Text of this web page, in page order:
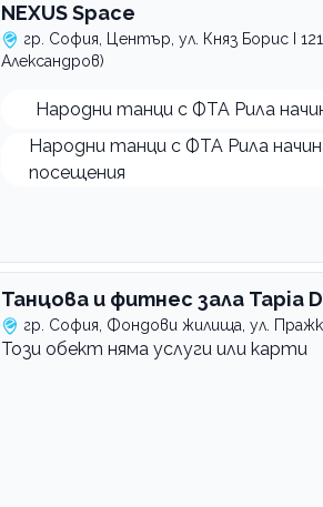
NEXUS Space
гр. София, Център, ул. Княз Борис I
Александров)
Народни танци с ФТА Рила
Народни танци с ФТА Рила
посещения
Танцова и фитнес зала Tapia
гр. София, Фондови жилища, ул.
Този обект няма услуги или карти